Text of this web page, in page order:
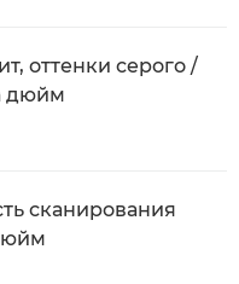
оттенки серого /
дюйм
сканирования